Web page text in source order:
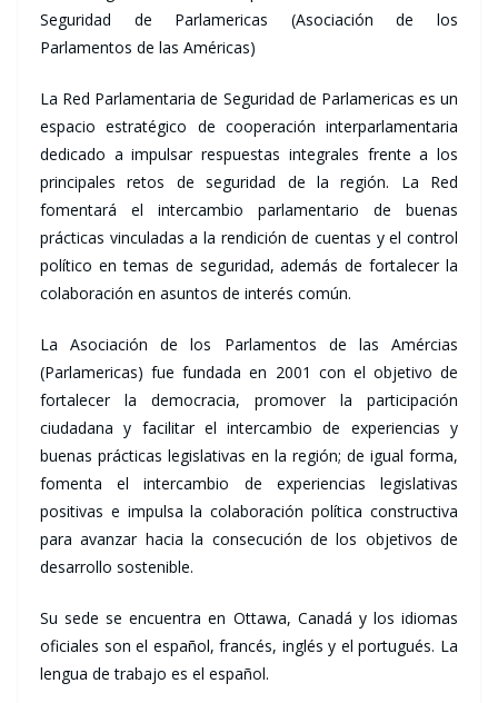
Seguridad de Parlamericas (Asociación de los
Parlamentos de las Américas)
La Red Parlamentaria de Seguridad de Parlamericas es un
espacio estratégico de cooperación interparlamentaria
dedicado a impulsar respuestas integrales frente a los
principales retos de seguridad de la región. La Red
fomentará el intercambio parlamentario de buenas
prácticas vinculadas a la rendición de cuentas y el control
político en temas de seguridad, además de fortalecer la
colaboración en asuntos de interés común.
La Asociación de los Parlamentos de las Amércias
(Parlamericas) fue fundada en 2001 con el objetivo de
fortalecer la democracia, promover la participación
ciudadana y facilitar el intercambio de experiencias y
buenas prácticas legislativas en la región; de igual forma,
fomenta el intercambio de experiencias legislativas
positivas e impulsa la colaboración política constructiva
para avanzar hacia la consecución de los objetivos de
desarrollo sostenible.
Su sede se encuentra en Ottawa, Canadá y los idiomas
oficiales son el español, francés, inglés y el portugués. La
lengua de trabajo es el español.